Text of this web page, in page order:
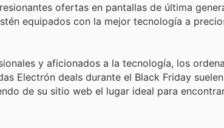
ofertas en pantallas de última
equipados con la mejor tecnología a
y aficionados a la tecnología, los
Electrón deals durante el Black Friday
de su sitio web el lugar ideal para